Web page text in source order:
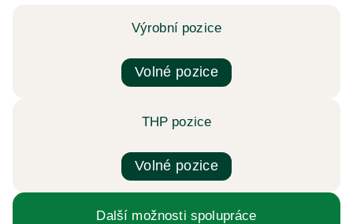
Výrobní pozice
Volné pozice
THP pozice
Volné pozice
Další možnosti spolupráce